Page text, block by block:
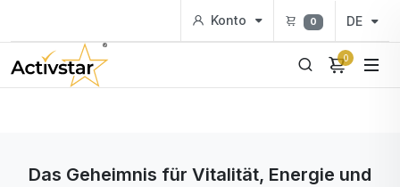
Konto 0 DE
0
Das Geheimnis für Vitalität, Energie und